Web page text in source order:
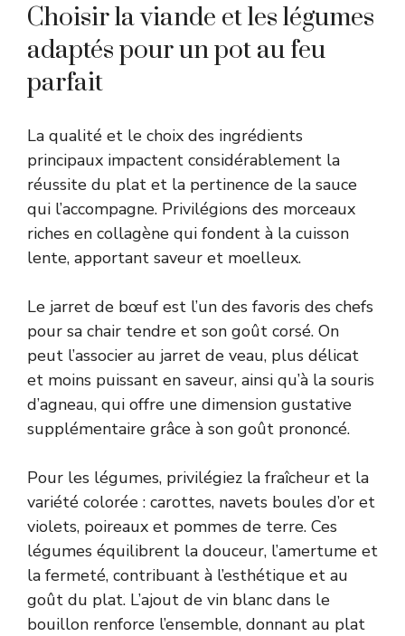
Choisir la viande et les légumes
adaptés pour un pot au feu
parfait
La qualité et le choix des ingrédients
principaux impactent considérablement la
réussite du plat et la pertinence de la sauce
qui l’accompagne. Privilégions des morceaux
riches en collagène qui fondent à la cuisson
lente, apportant saveur et moelleux.
Le jarret de bœuf est l’un des favoris des chefs
pour sa chair tendre et son goût corsé. On
peut l’associer au jarret de veau, plus délicat
et moins puissant en saveur, ainsi qu’à la souris
d’agneau, qui offre une dimension gustative
supplémentaire grâce à son goût prononcé.
Pour les légumes, privilégiez la fraîcheur et la
variété colorée : carottes, navets boules d’or et
violets, poireaux et pommes de terre. Ces
légumes équilibrent la douceur, l’amertume et
la fermeté, contribuant à l’esthétique et au
goût du plat. L’ajout de vin blanc dans le
bouillon renforce l’ensemble, donnant au plat